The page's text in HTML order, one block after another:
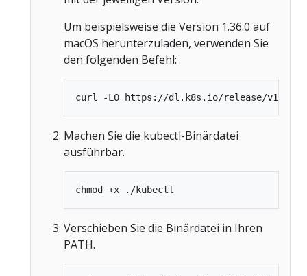
Um beispielsweise die Version 1.36.0 auf
macOS herunterzuladen, verwenden Sie
den folgenden Befehl:
Machen Sie die kubectl-Binärdatei
ausführbar.
Verschieben Sie die Binärdatei in Ihren
PATH.